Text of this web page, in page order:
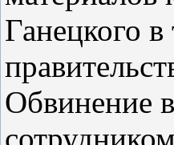
Ганецкого
Обвинение